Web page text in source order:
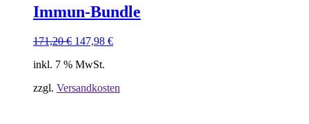
Immun-Bundle
171,20€ Ursprünglicher
war:
147,98 €Aktueller
inkl. 7 % MwSt.
zzgl. Versandkosten